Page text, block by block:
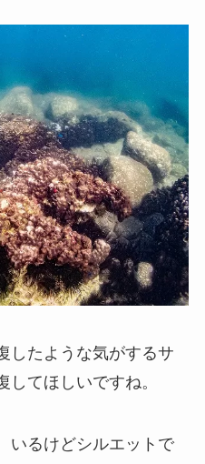
したような気がするサ
してほしいですね。
いるけどシルエットで